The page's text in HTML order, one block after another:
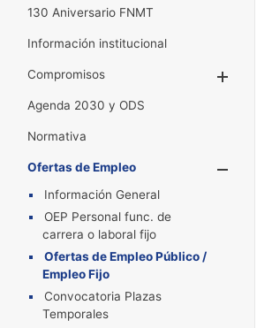
130 Aniversario FNMT
Información institucional
Compromisos
Agenda 2030 y ODS
Normativa
Ofertas de Empleo
Información General
OEP Personal func. de
carrera o laboral fijo
Ofertas de Empleo Público /
Empleo Fijo
Convocatoria Plazas
Temporales